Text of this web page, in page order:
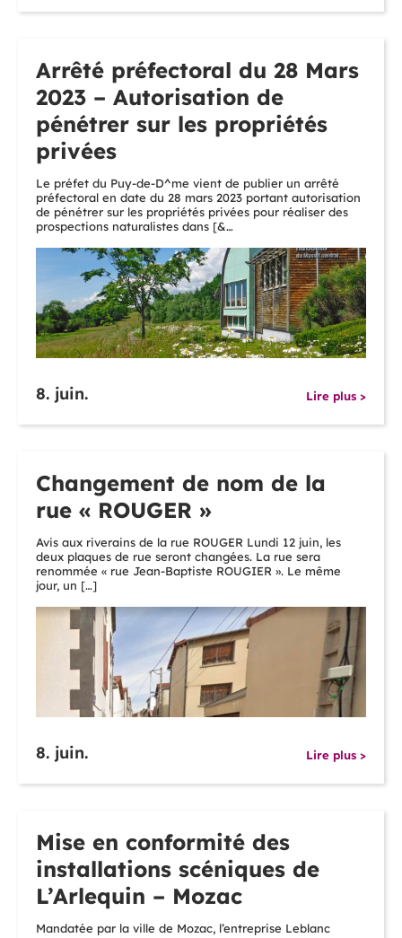
Arrêté préfectoral du 28 Mars
2023 – Autorisation de
pénétrer sur les propriétés
privées
Le préfet du Puy-de-D^me vient de publier un arrêté
préfectoral en date du 28 mars 2023 portant autorisation
de pénétrer sur les propriétés privées pour réaliser des
prospections naturalistes dans [&…
8. juin. Lire plus >
Changement de nom de la
rue « ROUGER »
Avis aux riverains de la rue ROUGER Lundi 12 juin, les
deux plaques de rue seront changées. La rue sera
renommée « rue Jean-Baptiste ROUGIER ». Le même
jour, un […]
8. juin. Lire plus >
Mise en conformité des
installations scéniques de
L’Arlequin – Mozac
Mandatée par la ville de Mozac, l’entreprise Leblanc